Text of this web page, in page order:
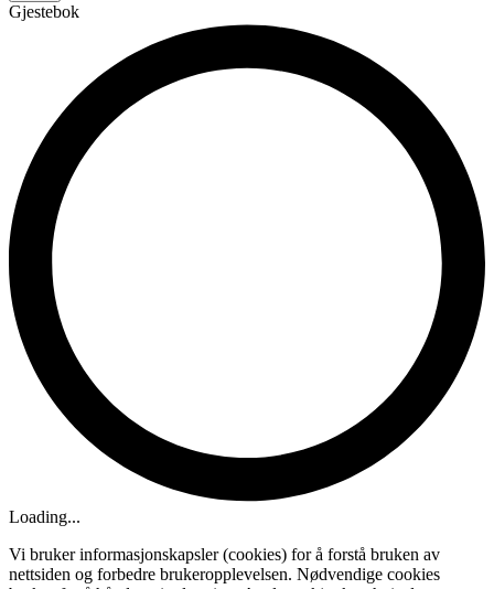
Gjestebok
Loading...
Vi bruker informasjonskapsler (cookies) for å forstå bruken av
nettsiden og forbedre brukeropplevelsen. Nødvendige cookies